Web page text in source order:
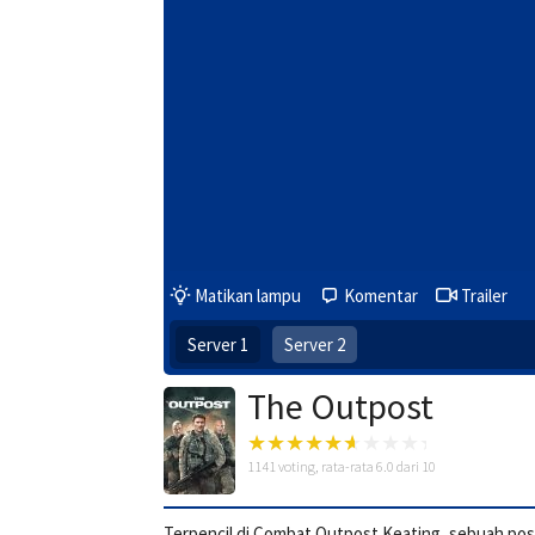
Matikan lampu Komentar Trailer
Server 1 Server 2
The Outpost
1141 voting, rata-rata 6.0 dari 10